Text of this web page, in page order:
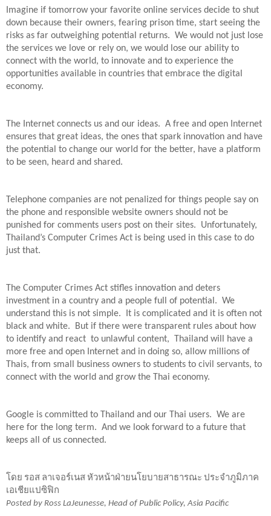
Imagine if tomorrow your favorite online services decide to shut
down because their owners, fearing prison time, start seeing the
risks as far outweighing potential returns.  We would not just lose
the services we love or rely on, we would lose our ability to
connect with the world, to innovate and to experience the
opportunities available in countries that embrace the digital
economy.
The Internet connects us and our ideas.  A free and open Internet
ensures that great ideas, the ones that spark innovation and have
the potential to change our world for the better, have a platform
to be seen, heard and shared.
Telephone companies are not penalized for things people say on
the phone and responsible website owners should not be
punished for comments users post on their sites.  Unfortunately,
Thailand’s Computer Crimes Act is being used in this case to do
just that.
The Computer Crimes Act stifles innovation and deters
investment in a country and a people full of potential.  We
understand this is not simple.  It is complicated and it is often not
black and white.  But if there were transparent rules about how
to identify and react  to unlawful content,  Thailand will have a
more free and open Internet and in doing so, allow millions of
Thais, from small business owners to students to civil servants, to
connect with the world and grow the Thai economy.
Google is committed to Thailand and our Thai users.  We are
here for the long term.  And we look forward to a future that
keeps all of us connected.
โดย รอส ลาเจอร์เนส หัวหน้าฝ่ายนโยบายสาธารณะ ประจำภูมิภาค
เอเชียแปซิฟิก
Posted by Ross LaJeunesse, Head of Public Policy, Asia Pacific